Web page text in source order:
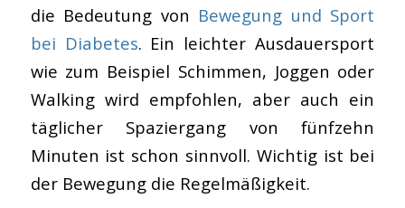
die Bedeutung von Bewegung und Sport
bei Diabetes. Ein leichter Ausdauersport
wie zum Beispiel Schimmen, Joggen oder
Walking wird empfohlen, aber auch ein
täglicher Spaziergang von fünfzehn
Minuten ist schon sinnvoll. Wichtig ist bei
der Bewegung die Regelmäßigkeit.